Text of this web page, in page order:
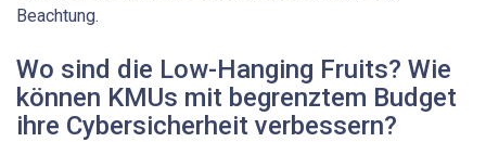
Beachtung.
Wo sind die Low-Hanging Fruits? Wie
können KMUs mit begrenztem Budget
ihre Cybersicherheit verbessern?